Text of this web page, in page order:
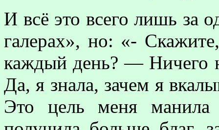
И всё это всего лишь за
галерах», но: «- Скажите,
каждый день? — Ничего
Да, я знала, зачем я
Это цель меня манила